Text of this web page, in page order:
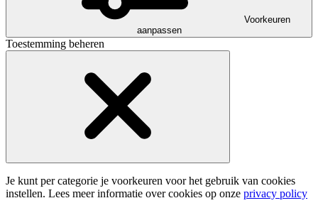
Voorkeuren
aanpassen
Toestemming beheren
Je kunt per categorie je voorkeuren voor het gebruik van cookies
instellen. Lees meer informatie over cookies op onze privacy policy